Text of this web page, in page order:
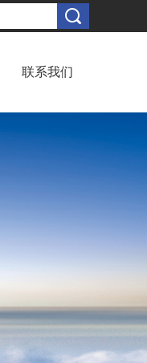
联系我们